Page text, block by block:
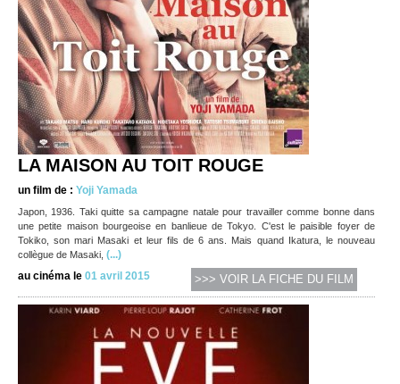
LA MAISON AU TOIT ROUGE
un film de : Yoji Yamada
Japon, 1936. Taki quitte sa campagne natale pour travailler comme bonne dans
une petite maison bourgeoise en banlieue de Tokyo. C'est le paisible foyer de
Tokiko, son mari Masaki et leur fils de 6 ans. Mais quand Ikatura, le nouveau
collègue de Masaki, (...)
au cinéma le 01 avril 2015 >>> VOIR LA FICHE DU FILM